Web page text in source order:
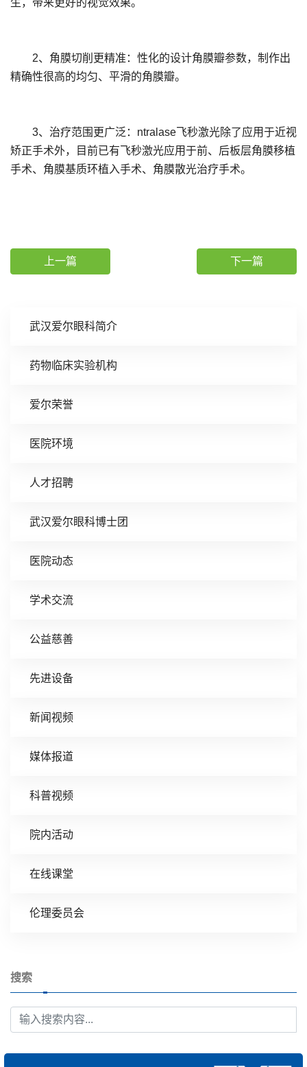
武汉爱尔眼科简介
药物临床实验机构
爱尔荣誉
医院环境
人才招聘
武汉爱尔眼科博士团
医院动态
学术交流
公益慈善
先进设备
新闻视频
媒体报道
科普视频
院内活动
在线课堂
伦理委员会
搜索
生，带来更好的视觉效果。
2、角膜切削更精准：性化的设计角膜瓣参数，制作出
精确性很高的均匀、平滑的角膜瓣。
3、治疗范围更广泛：ntralase飞秒激光除了应用于近视
矫正手术外，目前已有飞秒激光应用于前、后板层角膜移植
手术、角膜基质环植入手术、角膜散光治疗手术。
上一篇 下一篇